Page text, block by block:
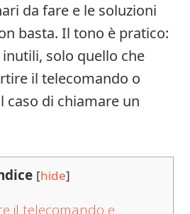
da fare e le soluzioni
basta. Il tono è pratico:
solo quello che
il telecomando o
caso di chiamare un
[hide]
il telecomando e